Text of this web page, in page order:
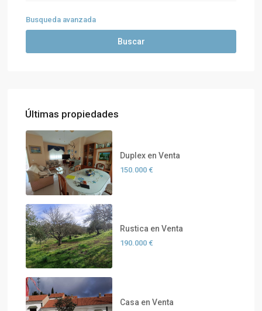
Busqueda avanzada
Buscar
Últimas propiedades
Duplex en Venta
150.000 €
Rustica en Venta
190.000 €
Casa en Venta